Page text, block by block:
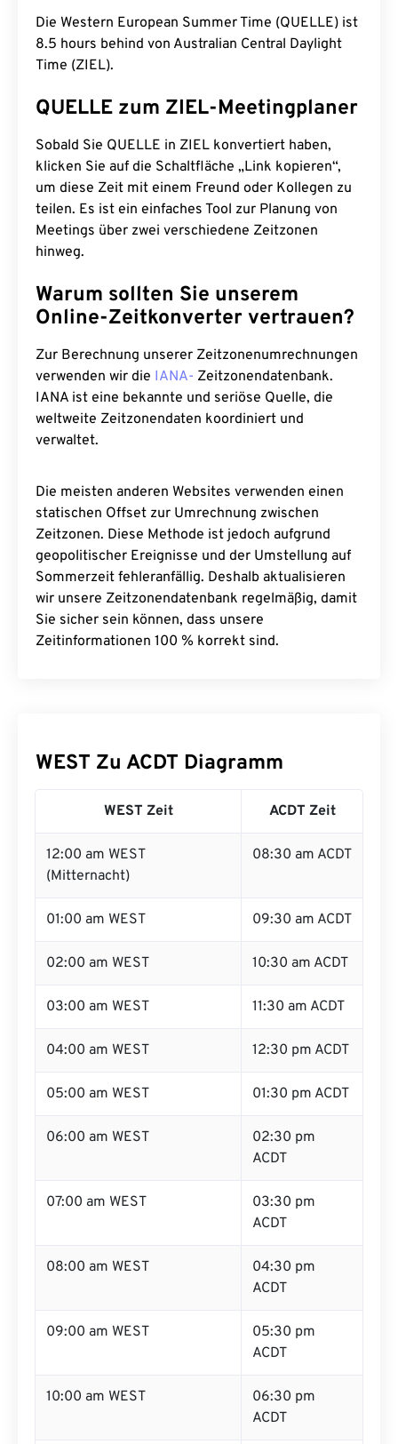
Die Western European Summer Time (QUELLE) ist
8.5 hours behind von Australian Central Daylight
Time (ZIEL).
QUELLE zum ZIEL-Meetingplaner
Sobald Sie QUELLE in ZIEL konvertiert haben,
klicken Sie auf die Schaltfläche „Link kopieren“,
um diese Zeit mit einem Freund oder Kollegen zu
teilen. Es ist ein einfaches Tool zur Planung von
Meetings über zwei verschiedene Zeitzonen
hinweg.
Warum sollten Sie unserem
Online-Zeitkonverter vertrauen?
Zur Berechnung unserer Zeitzonenumrechnungen
verwenden wir die IANA- Zeitzonendatenbank.
IANA ist eine bekannte und seriöse Quelle, die
weltweite Zeitzonendaten koordiniert und
verwaltet.
Die meisten anderen Websites verwenden einen
statischen Offset zur Umrechnung zwischen
Zeitzonen. Diese Methode ist jedoch aufgrund
geopolitischer Ereignisse und der Umstellung auf
Sommerzeit fehleranfällig. Deshalb aktualisieren
wir unsere Zeitzonendatenbank regelmäßig, damit
Sie sicher sein können, dass unsere
Zeitinformationen 100 % korrekt sind.
WEST Zu ACDT Diagramm
WEST Zeit ACDT Zeit
12:00 am WEST
(Mitternacht)
08:30 am ACDT
01:00 am WEST 09:30 am ACDT
02:00 am WEST 10:30 am ACDT
03:00 am WEST 11:30 am ACDT
04:00 am WEST 12:30 pm ACDT
05:00 am WEST 01:30 pm ACDT
06:00 am WEST
02:30 pm
ACDT
07:00 am WEST
03:30 pm
ACDT
08:00 am WEST
04:30 pm
ACDT
09:00 am WEST
05:30 pm
ACDT
10:00 am WEST
06:30 pm
ACDT